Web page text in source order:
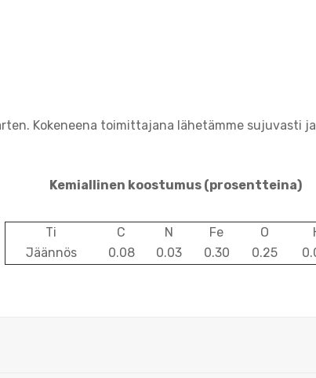
Kokeneena toimittajana lähetämme sujuvasti
Kemiallinen koostumus (prosentteina)
Ti C N Fe O
Jäännös
0.08 0.03 0.30 0.25